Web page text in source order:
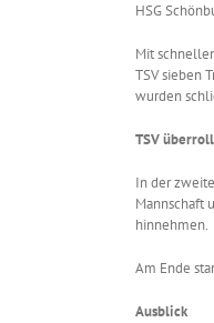
HSG
Mit
TSV sieben
wurden
TSV
In der
Mannschaft
hinnehmen.
Am Ende
Ausblick